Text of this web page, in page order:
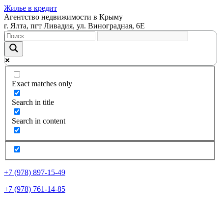
Жилье в кредит
Агентство недвижимости в Крыму
г. Ялта, пгт Ливадия, ул. Виноградная, 6Е
Exact matches only
Search in title
Search in content
+7 (978) 897-15-49
+7 (978) 761-14-85